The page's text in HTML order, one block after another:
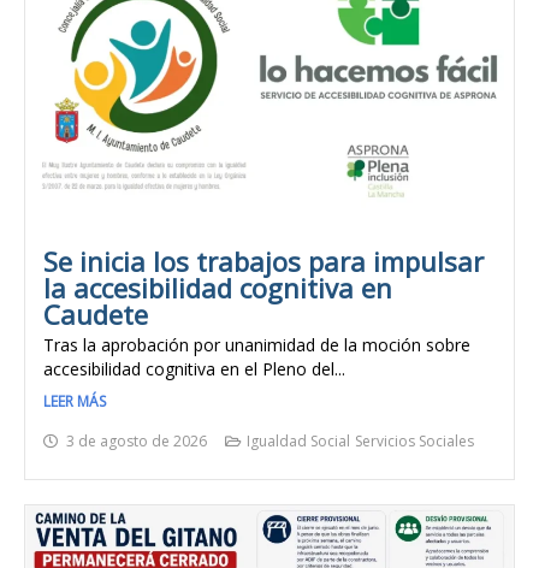
Se inicia los trabajos para impulsar
la accesibilidad cognitiva en
Caudete
Tras la aprobación por unanimidad de la moción sobre
accesibilidad cognitiva en el Pleno del...
LEER MÁS
3 de agosto de 2026
Igualdad Social Servicios Sociales